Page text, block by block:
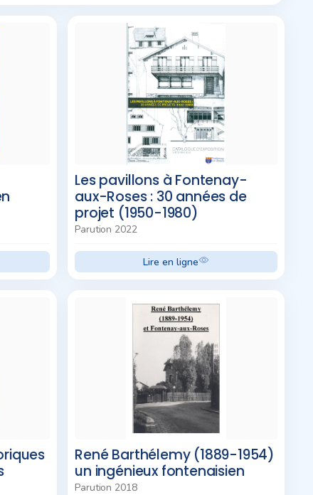
Les pavillons à Fontenay-
aux-Roses : 30 années de
projet (1950-1980)
Parution 2022
Lire en ligne
René Barthélemy (1889-1954)
un ingénieux fontenaisien
Parution 2018